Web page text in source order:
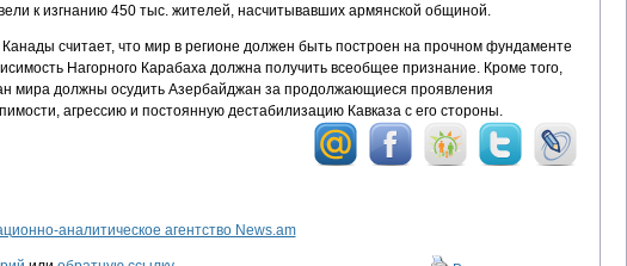
к изгнанию 450 тыс. жителей, насчитывавших армянской общиной.
считает, что мир в регионе должен быть построен на прочном фундаменте
Нагорного Карабаха должна получить всеобщее признание. Кроме того,
мира должны осудить Азербайджан за продолжающиеся проявления
агрессию и постоянную дестабилизацию Кавказа с его стороны.
аналитическое агентство News.am